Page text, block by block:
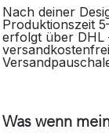
Nach deiner
Produktionszeit
erfolgt über
Was wenn